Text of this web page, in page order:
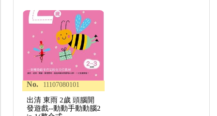
No. 11107080101
出清 東雨 2歲 頭腦開
發遊戲--動動手動動腦2